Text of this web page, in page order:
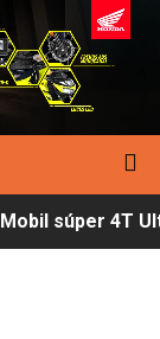
Mobil súper 4T